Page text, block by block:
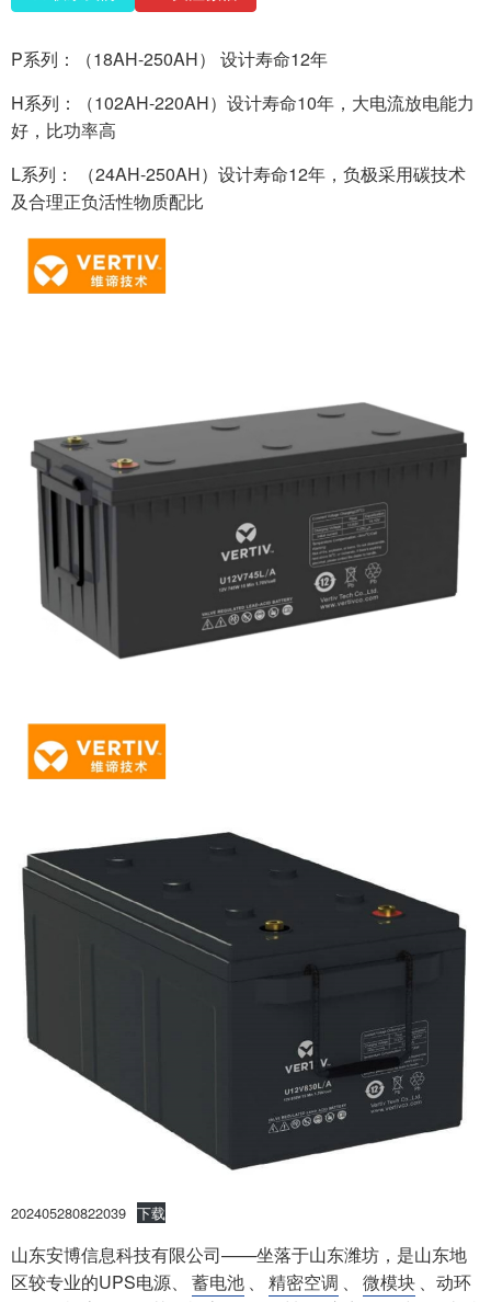
P系列：（18AH-250AH） 设计寿命12年
H系列：（102AH-220AH）设计寿命10年，大电流放电能力
好，比功率高
L系列： （24AH-250AH）设计寿命12年，负极采用碳技术
及合理正负活性物质配比
202405280822039 下载
山东安博信息科技有限公司——坐落于山东潍坊，是山东地
区较专业的UPS电源、
蓄电池 、 精密空调 、 微模块 、动环